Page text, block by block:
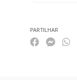
PARTILHAR